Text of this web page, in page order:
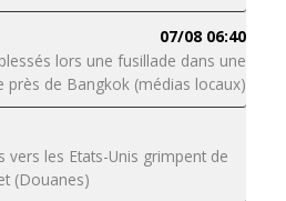
07/08 06:40
lors une fusillade dans une
près de Bangkok (médias locaux)
vers les Etats-Unis grimpent de
(Douanes)